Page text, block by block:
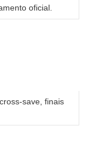
oficial.
save, finais